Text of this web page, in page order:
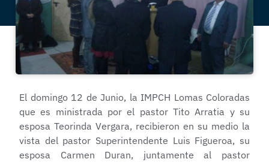
El domingo 12 de Junio, la IMPCH Lomas Coloradas
que es ministrada por el pastor Tito Arratia y su
esposa Teorinda Vergara, recibieron en su medio la
vista del pastor Superintendente Luis Figueroa, su
esposa Carmen Duran, juntamente al pastor